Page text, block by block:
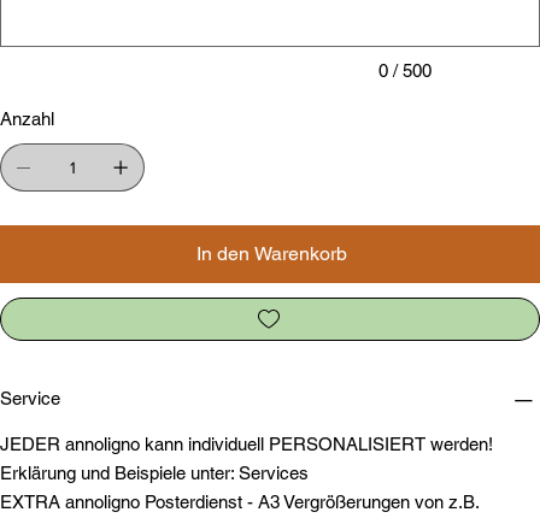
0 / 500
Anzahl
In den Warenkorb
Service
JEDER annoligno kann individuell PERSONALISIERT werden!
Erklärung und Beispiele unter: Services
EXTRA annoligno Posterdienst - A3 Vergrößerungen von z.B.